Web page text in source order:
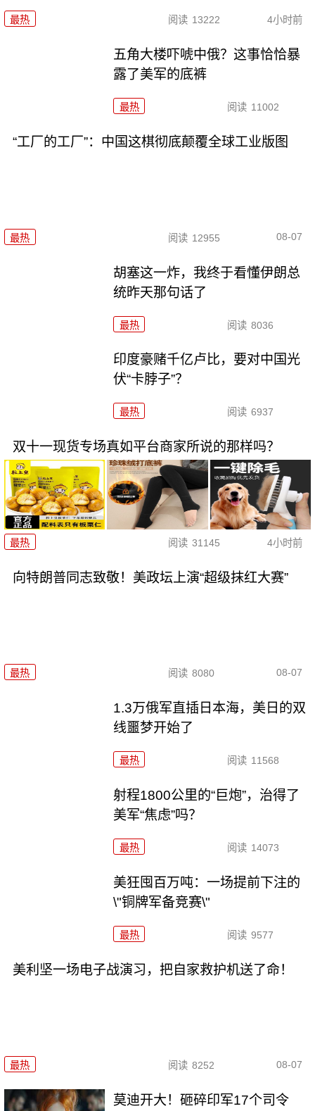
最热 阅读 13222 4小时前
五角大楼吓唬中俄？这事恰恰暴
露了美军的底裤
最热 阅读 11002
“工厂的工厂”：中国这棋彻底颠覆全球工业版图
最热 阅读 12955 08-07
胡塞这一炸，我终于看懂伊朗总
统昨天那句话了
最热 阅读 8036
印度豪赌千亿卢比，要对中国光
伏“卡脖子”？
最热 阅读 6937
双十一现货专场真如平台商家所说的那样吗？
最热 阅读 31145 4小时前
向特朗普同志致敬！美政坛上演“超级抹红大赛”
最热 阅读 8080 08-07
1.3万俄军直插日本海，美日的双
线噩梦开始了
最热 阅读 11568
射程1800公里的“巨炮”，治得了
美军“焦虑”吗？
最热 阅读 14073
美狂囤百万吨：一场提前下注的
\"铜牌军备竞赛\"
最热 阅读 9577
美利坚一场电子战演习，把自家救护机送了命！
最热 阅读 8252 08-07
莫迪开大！砸碎印军17个司令